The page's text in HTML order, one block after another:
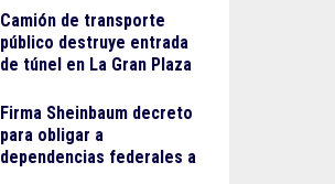
Camión de transporte
público destruye entrada
de túnel en La Gran Plaza
Firma Sheinbaum decreto
para obligar a
dependencias federales a